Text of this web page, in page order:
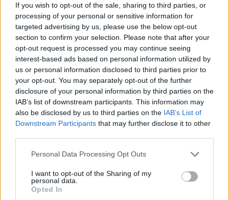
If you wish to opt-out of the sale, sharing to third parties, or
processing of your personal or sensitive information for
targeted advertising by us, please use the below opt-out
section to confirm your selection. Please note that after your
opt-out request is processed you may continue seeing
interest-based ads based on personal information utilized by
us or personal information disclosed to third parties prior to
your opt-out. You may separately opt-out of the further
disclosure of your personal information by third parties on the
IAB’s list of downstream participants. This information may
also be disclosed by us to third parties on the IAB’s List of
Downstream Participants that may further disclose it to other
Please note that this website/app uses one or more Google
not limited to your visit or usage behaviour. You may click to
grant or deny consent to Google and its third-party tags to
use your data for below specified purposes in below Google
Personal Data Processing Opt Outs
I want to opt-out of the Sharing of my
personal data.
Opted In
Η διαδικασία περιλαμβάνει τα εξής βασικά στάδια:
Ανάθεση της υπόθεσης σε δικηγόρο
Σύνταξη και επίδοση εξώδικης πρόσκλησης
Κατάθεση φακέλου στο Πρωτοδικείο
συστήματος